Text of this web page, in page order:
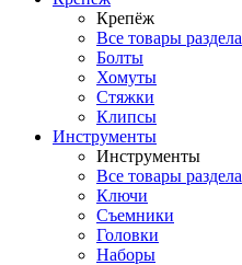
Крепёж
Все товары раздела
Болты
Хомуты
Стяжки
Клипсы
Инструменты
Инструменты
Все товары раздела
Ключи
Съемники
Головки
Наборы